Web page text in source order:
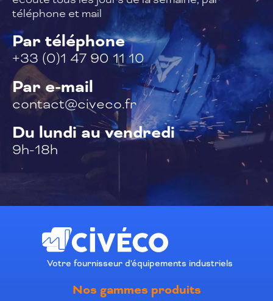
téléphone et mail
Par téléphone
+33 (0)1 47 90 11 10
Par e-mail
contact@civeco.fr
Du lundi au vendredi
9h-18h
Votre fournisseur d'équipements industriels
Nos gammes produits